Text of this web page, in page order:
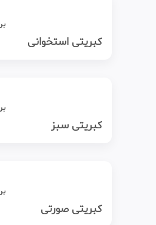
کبریتی استخوانی
کبریتی سبز
کبریتی صورتی